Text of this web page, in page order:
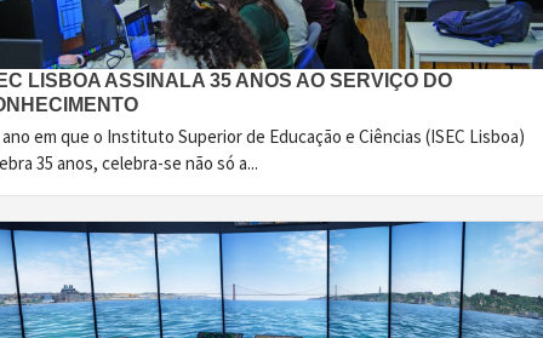
LISBOA ASSINALA 35 ANOS AO SERVIÇO DO
em que o Instituto Superior de Educação e Ciências (ISEC Lisboa)
35 anos, celebra-se não só a...